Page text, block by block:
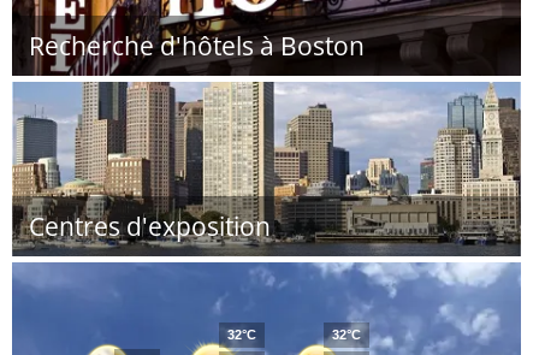
Recherche d'hôtels à Boston
Centres d'exposition
32°C
32°C